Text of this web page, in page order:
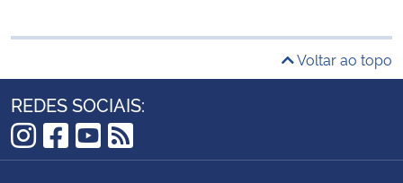
Advocacia-Geral da União
Banco Central do Brasil
Voltar ao topo
REDES SOCIAIS:
Instagram
Facebook
YouTube
RSS